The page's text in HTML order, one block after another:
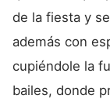
de la fiesta y
además con
cupiéndole la
bailes, donde